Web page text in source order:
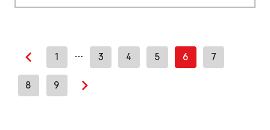
Previous page
1 … 3 4 5 6 7
8 9